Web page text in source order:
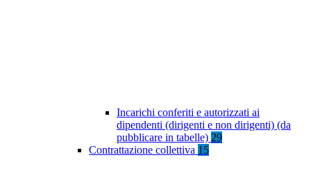
Incarichi conferiti e autorizzati ai
dipendenti (dirigenti e non dirigenti) (da
pubblicare in tabelle) 29
Contrattazione collettiva 15